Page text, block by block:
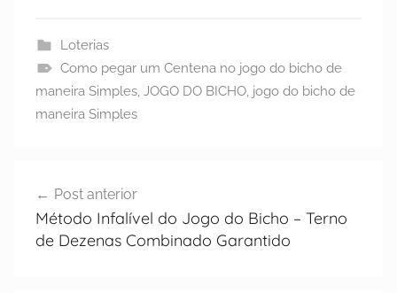
Loterias
Como pegar um Centena no jogo do bicho de
maneira Simples, JOGO DO BICHO, jogo do bicho de
maneira Simples
Post anterior
Método Infalível do Jogo do Bicho – Terno
de Dezenas Combinado Garantido